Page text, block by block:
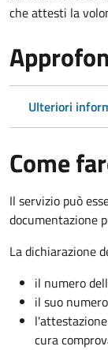
che attesti la
Ulteriori
Come
Il servizio può
documentazione
La dichiarazione
il numero
il suo
cura